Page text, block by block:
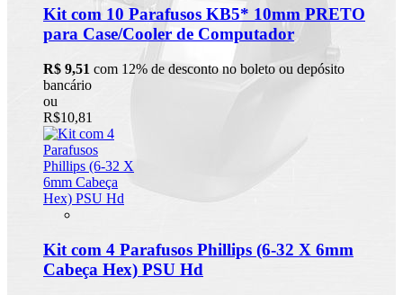
Kit com 10 Parafusos KB5* 10mm PRETO
para Case/Cooler de Computador
R$ 9,51 com 12% de desconto no boleto ou depósito
bancário
ou
R$10,81
Kit com 4 Parafusos Phillips (6-32 X 6mm
Cabeça Hex) PSU Hd